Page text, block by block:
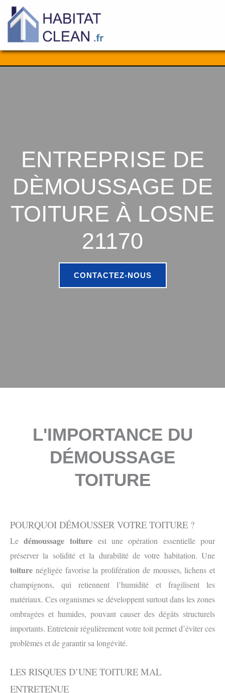
Aller
ENTREPRISE DE
DÈMOUSSAGE DE
TOITURE À LOSNE
21170
CONTACTEZ-NOUS
L'IMPORTANCE DU
DÉMOUSSAGE
TOITURE
POURQUOI DÉMOUSSER VOTRE TOITURE ?
Ledémoussage toitureest une opération essentielle pour
préserver la solidité et la durabilité de votre habitation. Une
toiture négligée favorise la prolifération de mousses, lichens et
champignons, qui retiennent l’humidité et fragilisent les
matériaux. Ces organismes se développent surtout dans les zones
ombragées et humides, pouvant causer des dégâts structurels
importants. Entretenir régulièrement votre toit permet d’éviter ces
problèmes et de garantir sa longévité.
LES RISQUES D’UNE TOITURE MAL
ENTRETENUE